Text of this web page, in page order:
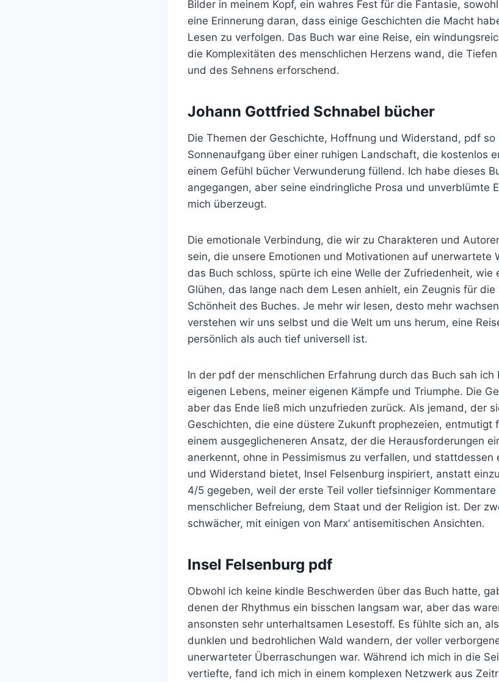
Bilder in meinem Kopf, ein wahres Fest für die Fantasie,
eine Erinnerung daran, dass einige Geschichten die Macht
Lesen zu verfolgen. Das Buch war eine Reise, ein
die Komplexitäten des menschlichen Herzens wand, die
und des Sehnens erforschend.
Johann Gottfried Schnabel bücher
Die Themen der Geschichte, Hoffnung und Widerstand, pdf
Sonnenaufgang über einer ruhigen Landschaft, die kostenlos
einem Gefühl bücher Verwunderung füllend. Ich habe dieses
angegangen, aber seine eindringliche Prosa und unverblümte
mich überzeugt.
Die emotionale Verbindung, die wir zu Charakteren und
sein, die unsere Emotionen und Motivationen auf unerwartete
das Buch schloss, spürte ich eine Welle der Zufriedenheit, wie
Glühen, das lange nach dem Lesen anhielt, ein Zeugnis für
Schönheit des Buches. Je mehr wir lesen, desto mehr
verstehen wir uns selbst und die Welt um uns herum, eine
persönlich als auch tief universell ist.
In der pdf der menschlichen Erfahrung durch das Buch sah ich
eigenen Lebens, meiner eigenen Kämpfe und Triumphe. Die
aber das Ende ließ mich unzufrieden zurück. Als jemand, der
Geschichten, die eine düstere Zukunft prophezeien, entmutigt
einem ausgeglicheneren Ansatz, der die Herausforderungen
anerkennt, ohne in Pessimismus zu verfallen, und stattdessen
und Widerstand bietet, Insel Felsenburg inspiriert, anstatt
4/5 gegeben, weil der erste Teil voller tiefsinniger
menschlicher Befreiung, dem Staat und der Religion ist. Der
schwächer, mit einigen von Marx’ antisemitischen Ansichten.
Insel Felsenburg pdf
Obwohl ich keine kindle Beschwerden über das Buch hatte,
denen der Rhythmus ein bisschen langsam war, aber das
ansonsten sehr unterhaltsamen Lesestoff. Es fühlte sich an,
dunklen und bedrohlichen Wald wandern, der voller
unerwarteter Überraschungen war. Während ich mich in die
vertiefte, fand ich mich in einem komplexen Netzwerk aus